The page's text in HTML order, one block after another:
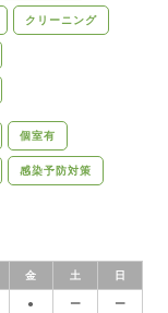
クリーニング
個室有
感染予防対策
金 土
日
● ー
ー